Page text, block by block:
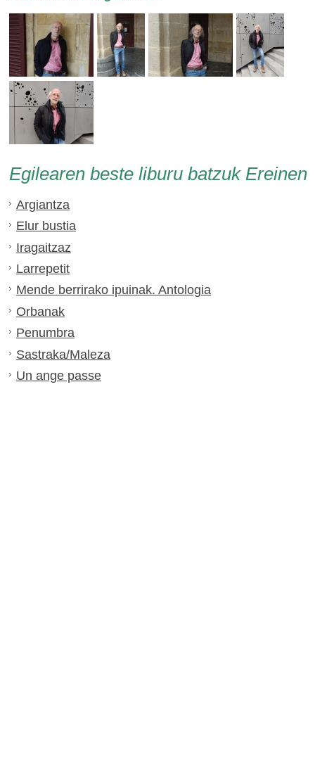
Egilearen beste liburu batzuk Ereinen
Argiantza
Elur bustia
Iragaitzaz
Larrepetit
Mende berrirako ipuinak. Antologia
Orbanak
Penumbra
Sastraka/Maleza
Un ange passe